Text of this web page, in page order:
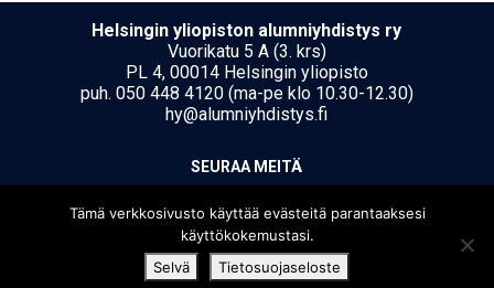
Hel­sin­gin yli­opis­ton alumniyhdistys ry
Vuorikatu 5 A (3. krs)
PL 4, 00014 Helsingin yliopisto
puh. 050 448 4120 (ma-pe klo 10.30-12.30)
hy@alumniyhdistys.fi
SEU­RAA MEI­TÄ
[translate string="Copyright"]
Tämä verkkosivusto käyttää evästeitä parantaaksesi
käyttökokemustasi.
Selvä
Tietosuojaseloste